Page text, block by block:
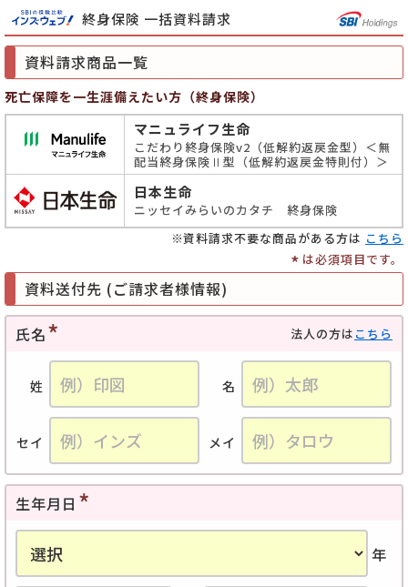
終身保険 一括資料請求
資料請求商品一覧
死亡保障を一生涯備えたい方（終身保険）
マニュライフ生命
こだわり終身保険v2（低解約返戻金型）＜無
配当終身保険Ⅱ型（低解約返戻金特則付）＞
日本生命
ニッセイみらいのカタチ 終身保険
資料請求不要な商品がある方は こちら
* は必須項目です。
資料送付先 (ご請求者様情報)
氏名 法人の方は こちら
姓 名
セイ メイ
生年月日
年